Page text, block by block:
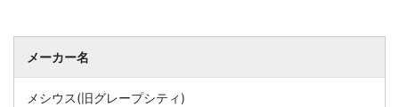
メーカー名
メシウス(旧グレープシティ)